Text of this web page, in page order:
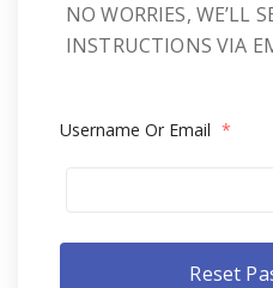
NO WORRIES, WE’LL
INSTRUCTIONS VIA
Username Or Email *